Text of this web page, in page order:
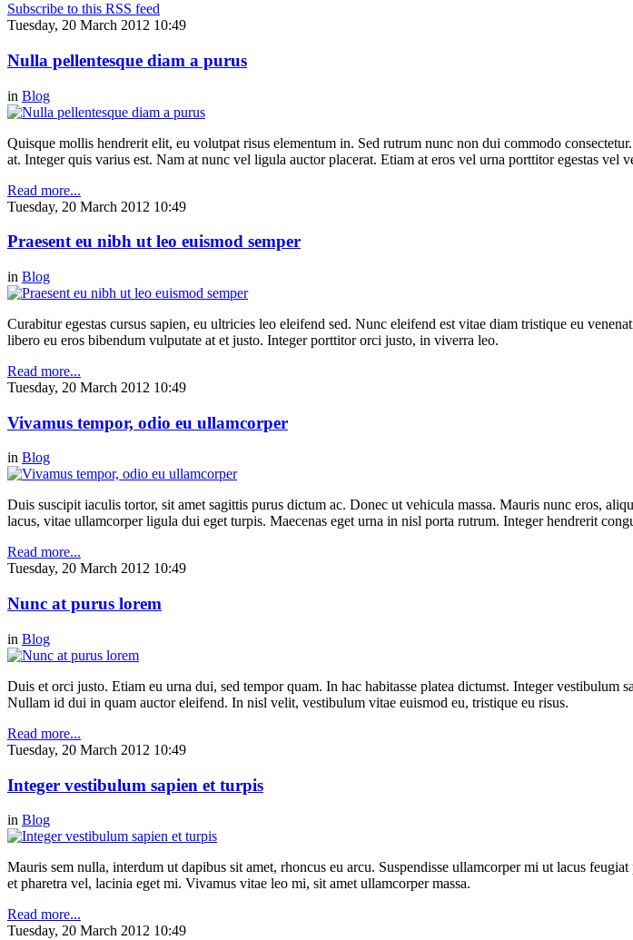
Subscribe to this RSS feed
Tuesday, 20 March 2012 10:49
Nulla pellentesque diam a purus
in Blog
Quisque mollis hendrerit elit, eu volutpat risus elementum in. Sed rutrum nunc non dui commodo
at. Integer quis varius est. Nam at nunc vel ligula auctor placerat. Etiam at eros vel urna porttitor egestas vel
Read more...
Tuesday, 20 March 2012 10:49
Praesent eu nibh ut leo euismod semper
in Blog
Curabitur egestas cursus sapien, eu ultricies leo eleifend sed. Nunc eleifend est vitae diam tristique eu
libero eu eros bibendum vulputate at et justo. Integer porttitor orci justo, in viverra leo.
Read more...
Tuesday, 20 March 2012 10:49
Vivamus tempor, odio eu ullamcorper
in Blog
Duis suscipit iaculis tortor, sit amet sagittis purus dictum ac. Donec ut vehicula massa. Mauris nunc eros,
lacus, vitae ullamcorper ligula dui eget turpis. Maecenas eget urna in nisl porta rutrum. Integer hendrerit
Read more...
Tuesday, 20 March 2012 10:49
Nunc at purus lorem
in Blog
Duis et orci justo. Etiam eu urna dui, sed tempor quam. In hac habitasse platea dictumst. Integer
Nullam id dui in quam auctor eleifend. In nisl velit, vestibulum vitae euismod eu, tristique eu risus.
Read more...
Tuesday, 20 March 2012 10:49
Integer vestibulum sapien et turpis
in Blog
Mauris sem nulla, interdum ut dapibus sit amet, rhoncus eu arcu. Suspendisse ullamcorper mi ut lacus
et pharetra vel, lacinia eget mi. Vivamus vitae leo mi, sit amet ullamcorper massa.
Read more...
Tuesday, 20 March 2012 10:49